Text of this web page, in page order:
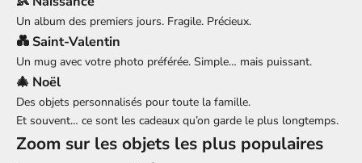
Un album des premiers jours. Fragile. Précieux.
💑 Saint-Valentin
Un mug avec votre photo préférée. Simple… mais puissant.
🎄 Noël
Des objets personnalisés pour toute la famille.
Et souvent… ce sont les cadeaux qu’on garde le plus longtemps.
Zoom sur les objets les plus populaires